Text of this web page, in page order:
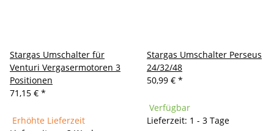
Stargas Umschalter für
Venturi Vergasermotoren 3
Positionen
71,15 € *
Erhöhte Lieferzeit
Stargas Umschalter Perseus
24/32/48
50,99 € *
Verfügbar
Lieferzeit: 1 - 3 Tage